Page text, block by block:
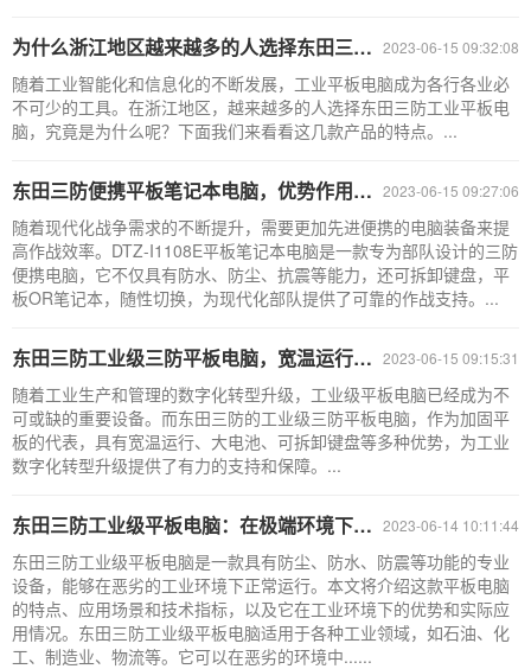
2023-06-15 09:32:08
为什么浙江地区越来越多的人选择东田三防工业平板电脑？
随着工业智能化和信息化的不断发展，工业平板电脑成为各行各业必
不可少的工具。在浙江地区，越来越多的人选择东田三防工业平板电
脑，究竟是为什么呢？下面我们来看看这几款产品的特点。...
2023-06-15 09:27:06
东田三防便携平板笔记本电脑，优势作用在哪？
随着现代化战争需求的不断提升，需要更加先进便携的电脑装备来提
高作战效率。DTZ-I1108E平板笔记本电脑是一款专为部队设计的三防
便携电脑，它不仅具有防水、防尘、抗震等能力，还可拆卸键盘，平
板OR笔记本，随性切换，为现代化部队提供了可靠的作战支持。...
2023-06-15 09:15:31
东田三防工业级三防平板电脑，宽温运行、大电池、可拆卸键盘
随着工业生产和管理的数字化转型升级，工业级平板电脑已经成为不
可或缺的重要设备。而东田三防的工业级三防平板电脑，作为加固平
板的代表，具有宽温运行、大电池、可拆卸键盘等多种优势，为工业
数字化转型升级提供了有力的支持和保障。...
2023-06-14 10:11:44
东田三防工业级平板电脑：在极端环境下的强劲表现
东田三防工业级平板电脑是一款具有防尘、防水、防震等功能的专业
设备，能够在恶劣的工业环境下正常运行。本文将介绍这款平板电脑
的特点、应用场景和技术指标，以及它在工业环境下的优势和实际应
用情况。东田三防工业级平板电脑适用于各种工业领域，如石油、化
工、制造业、物流等。它可以在恶劣的环境中......